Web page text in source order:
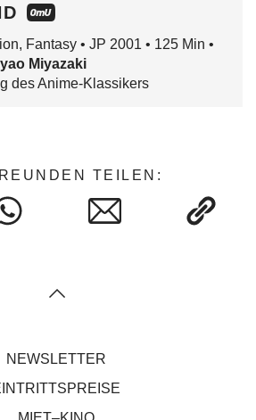
Fantasy • JP 2001 • 125 Min •
Miyazaki
des Anime-Klassikers
TEILEN:
NEWSLETTER